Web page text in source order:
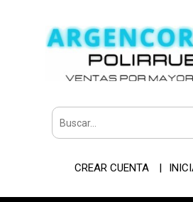
CREAR CUENTA